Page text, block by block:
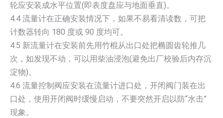
轮应安装成水平位置(即表度盘应与地面垂直)。
4.4 流量计在正确安装情况下，如果不易看清读数，可把
计数器转向 180 度或 90 度均可。
4.5 新流量计在安装前先用竹棍从出口处把椭圆齿轮推几
次，如发现不动，可以用柴油浸泡(避免出厂校验后内存沉
淀物)。
4.6 流量控制阀应安装在流量计进口处，开闭阀门装在出
口处，使用开闭阀时缓慢启动，不要突然开启以防“水击”
现象。